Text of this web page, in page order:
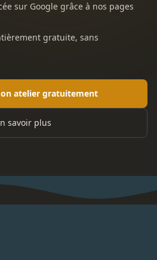
sur Google grâce à nos pages
gratuite, sans
atelier gratuitement
savoir plus